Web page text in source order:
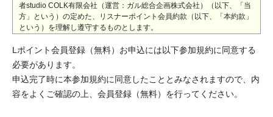
者studio COLK有限会社（運営：ガル総合企画株式会社）（以下、「当
方」という）の定めた、リスナーポイント会員約款（以下、「本約款」
という）を理解し遵守するものとします。
また、L会員入会申込をした時点でL会員は本約款に同意したものとしま
す。
◆第1条（サービス・コンテンツにおける無保証）
当方は、本サイト上の掲載内容の真偽、正確性、本サイトへの
Lポイント会員登録（無料）お申込には以下参加規約に同意する
必要があります。
申込完了時に本参加規約に同意したこととみなされますので、内
容をよくご確認の上、会員登録（無料）を行ってください。